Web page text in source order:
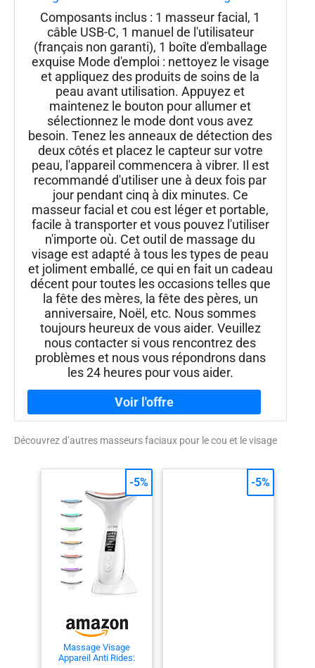
pour soins de la peau à la maison, masseur
vibrant avec thermiques, rose
Composants inclus : 1 masseur facial, 1
câble USB-C, 1 manuel de l'utilisateur
(français non garanti), 1 boîte d'emballage
exquise Mode d'emploi : nettoyez le visage
et appliquez des produits de soins de la
peau avant utilisation. Appuyez et
maintenez le bouton pour allumer et
sélectionnez le mode dont vous avez
besoin. Tenez les anneaux de détection des
deux côtés et placez le capteur sur votre
peau, l'appareil commencera à vibrer. Il est
recommandé d'utiliser une à deux fois par
jour pendant cinq à dix minutes. Ce
masseur facial et cou est léger et portable,
facile à transporter et vous pouvez l'utiliser
n'importe où. Cet outil de massage du
visage est adapté à tous les types de peau
et joliment emballé, ce qui en fait un cadeau
décent pour toutes les occasions telles que
la fête des mères, la fête des pères, un
anniversaire, Noël, etc. Nous sommes
toujours heureux de vous aider. Veuillez
nous contacter si vous rencontrez des
problèmes et nous vous répondrons dans
les 24 heures pour vous aider.
Découvrez d’autres masseurs faciaux pour le cou et le visage
Massage Visage
Appareil Anti Rides:
-5% -5%